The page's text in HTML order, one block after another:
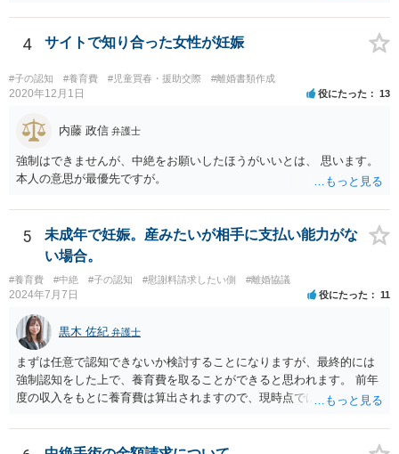
4 サイトで知り合った女性が妊娠
#子の認知 #養育費 #児童買春・援助交際 #離婚書類作成
2020年12月1日 役にたった 13
内藤 政信 弁護士
強制はできませんが、中絶をお願いしたほうがいいとは、 思います。
本人の意思が最優先ですが。
5
未成年で妊娠。産みたいが相手に支払い能力がな
い場合。
#養育費 #中絶 #子の認知 #慰謝料請求したい側 #離婚協議
2024年7月7日 役にたった 11
黒木 佐紀 弁護士
まずは任意で認知できないか検討することになりますが、最終的には
強制認知をした上で、養育費を取ることができると思われます。 前年
度の収入をもとに養育費は算出されますので、現時点では少額しか取
育費の増額調停を起こすこともできます。 仮に中絶する場合でも、相
手方が妊娠について話し合いをしっかりしてくれない場合には、慰謝